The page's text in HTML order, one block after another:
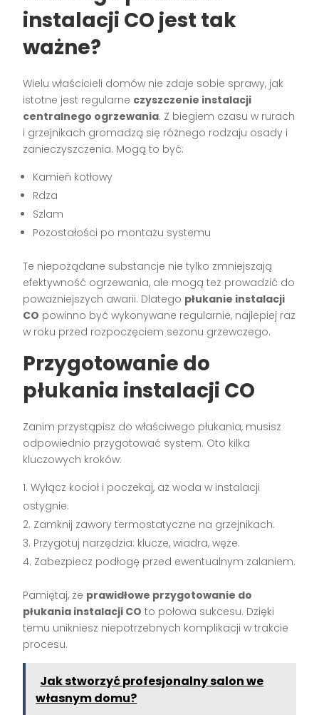
instalacji CO jest tak
ważne?
Wielu właścicieli domów nie zdaje sobie sprawy, jak
istotne jest regularne czyszczenie instalacji
centralnego ogrzewania. Z biegiem czasu w rurach
i grzejnikach gromadzą się różnego rodzaju osady i
zanieczyszczenia. Mogą to być:
Kamień kotłowy
Rdza
Szlam
Pozostałości po montażu systemu
Te niepożądane substancje nie tylko zmniejszają
efektywność ogrzewania, ale mogą też prowadzić do
poważniejszych awarii. Dlatego płukanie instalacji
CO powinno być wykonywane regularnie, najlepiej raz
w roku przed rozpoczęciem sezonu grzewczego.
Przygotowanie do
płukania instalacji CO
Zanim przystąpisz do właściwego płukania, musisz
odpowiednio przygotować system. Oto kilka
kluczowych kroków:
Wyłącz kocioł i poczekaj, aż woda w instalacji
ostygnie.
Zamknij zawory termostatyczne na grzejnikach.
Przygotuj narzędzia: klucze, wiadra, węże.
Zabezpiecz podłogę przed ewentualnym zalaniem.
Pamiętaj, że prawidłowe przygotowanie do
płukania instalacji CO to połowa sukcesu. Dzięki
temu unikniesz niepotrzebnych komplikacji w trakcie
procesu.
Jak stworzyć profesjonalny salon we
własnym domu?